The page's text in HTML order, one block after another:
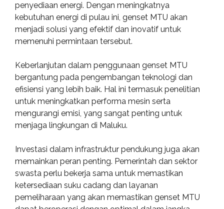
penyediaan energi. Dengan meningkatnya
kebutuhan energi di pulau ini, genset MTU akan
menjadi solusi yang efektif dan inovatif untuk
memenuhi permintaan tersebut.
Keberlanjutan dalam penggunaan genset MTU
bergantung pada pengembangan teknologi dan
efisiensi yang lebih baik. Hal ini termasuk penelitian
untuk meningkatkan performa mesin serta
mengurangi emisi, yang sangat penting untuk
menjaga lingkungan di Maluku.
Investasi dalam infrastruktur pendukung juga akan
memainkan peran penting. Pemerintah dan sektor
swasta perlu bekerja sama untuk memastikan
ketersediaan suku cadang dan layanan
pemeliharaan yang akan memastikan genset MTU